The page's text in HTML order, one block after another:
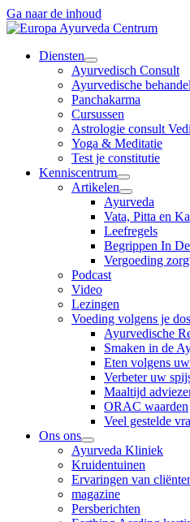
Ga naar de inhoud
Diensten
Ayurvedisch Consult
Ayurvedische
Panchakarma
Cursussen
Astrologie consult
Yoga & Meditatie
Test je constitutie
Kenniscentrum
Artikelen
Ayurveda
Vata, Pitta en
Leefregels
Begrippen In
Vergoeding
Podcast
Video
Lezingen
Voeding volgens je
Ayurvedische
Smaken in de
Eten volgens
Verbeter uw
Maaltijd
ORAC waarden
Veel gestelde
Ons ons
Ayurveda Kliniek
Kruidentuinen
Ervaringen van
magazine
Persberichten